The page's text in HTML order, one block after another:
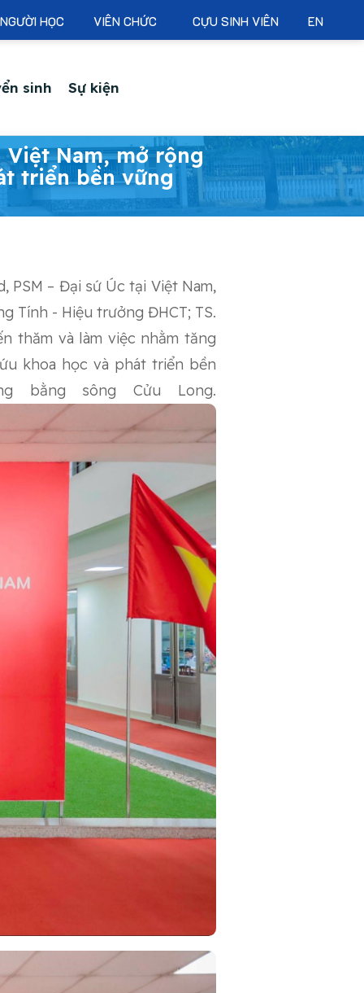
NGƯỜI HỌC VIÊN CHỨC CỰU SINH VIÊN EN
sinh Sự kiện
Việt Nam, mở rộng
triển bền vững
PSM – Đại sứ Úc tại Việt Nam,
Tính - Hiệu trưởng ĐHCT; TS.
thăm và làm việc nhằm tăng
khoa học và phát triển bền
bằng sông Cửu Long.